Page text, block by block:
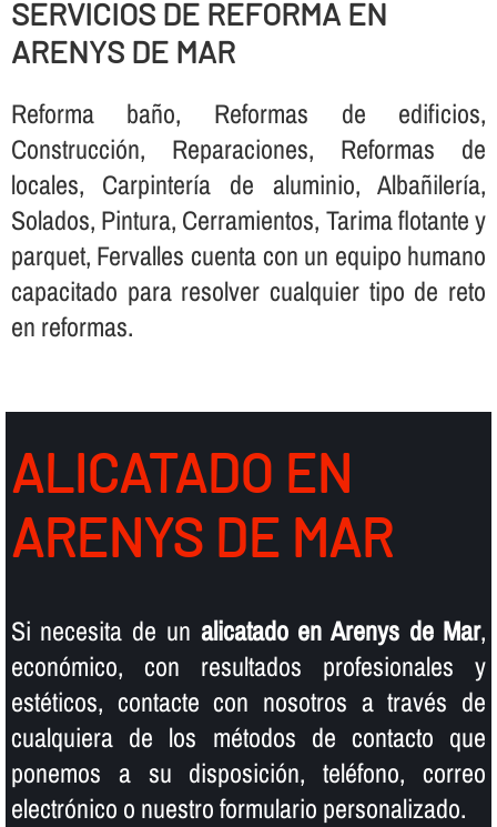
SERVICIOS DE REFORMA EN
ARENYS DE MAR
Reforma baño, Reformas de edificios,
Construcción, Reparaciones, Reformas de
locales, Carpinterí­a de aluminio, Albañilerí­a,
Solados, Pintura, Cerramientos, Tarima flotante y
parquet, Fervalles cuenta con un equipo humano
capacitado para resolver cualquier tipo de reto
en reformas.
ALICATADO EN
ARENYS DE MAR
Si necesita de un alicatado en Arenys de Mar,
económico, con resultados profesionales y
estéticos, contacte con nosotros a través de
cualquiera de los métodos de contacto que
ponemos a su disposición, teléfono, correo
electrónico o nuestro formulario personalizado.